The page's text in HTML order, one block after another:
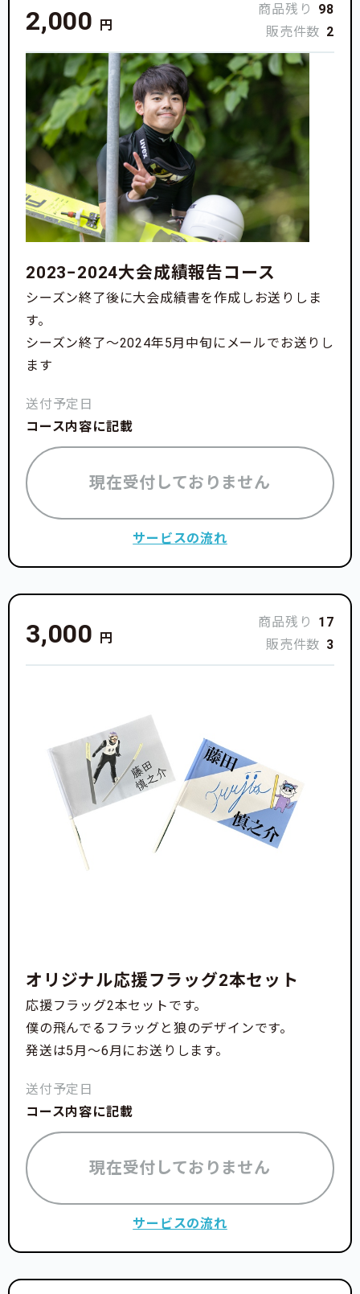
2,000 円
商品残り
98
販売件数 2
2023−2024大会成績報告コース
シーズン終了後に大会成績書を作成しお送りしま
す。
シーズン終了〜2024年5月中旬にメールでお送りし
ます
送付予定日
コース内容に記載
現在受付しておりません
サービスの流れ
3,000 円
商品残り
17
販売件数 3
オリジナル応援フラッグ2本セット
応援フラッグ2本セットです。
僕の飛んでるフラッグと狼のデザインです。
発送は5月〜6月にお送りします。
送付予定日
コース内容に記載
現在受付しておりません
サービスの流れ